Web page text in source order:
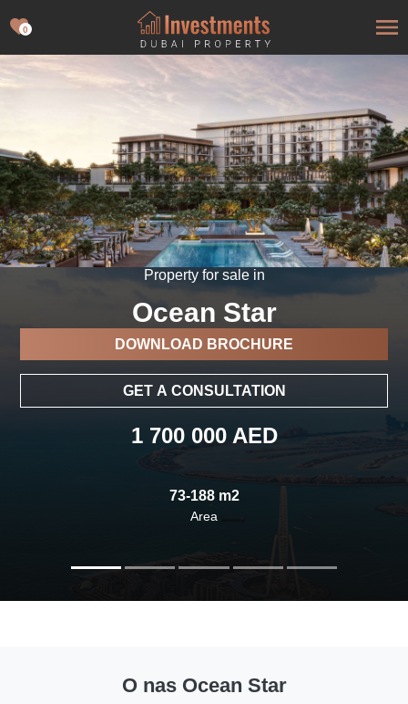
0
Property for sale in
Ocean Star
DOWNLOAD BROCHURE
GET A CONSULTATION
1 700 000 AED
73-188 m2
Area
O nas Ocean Star